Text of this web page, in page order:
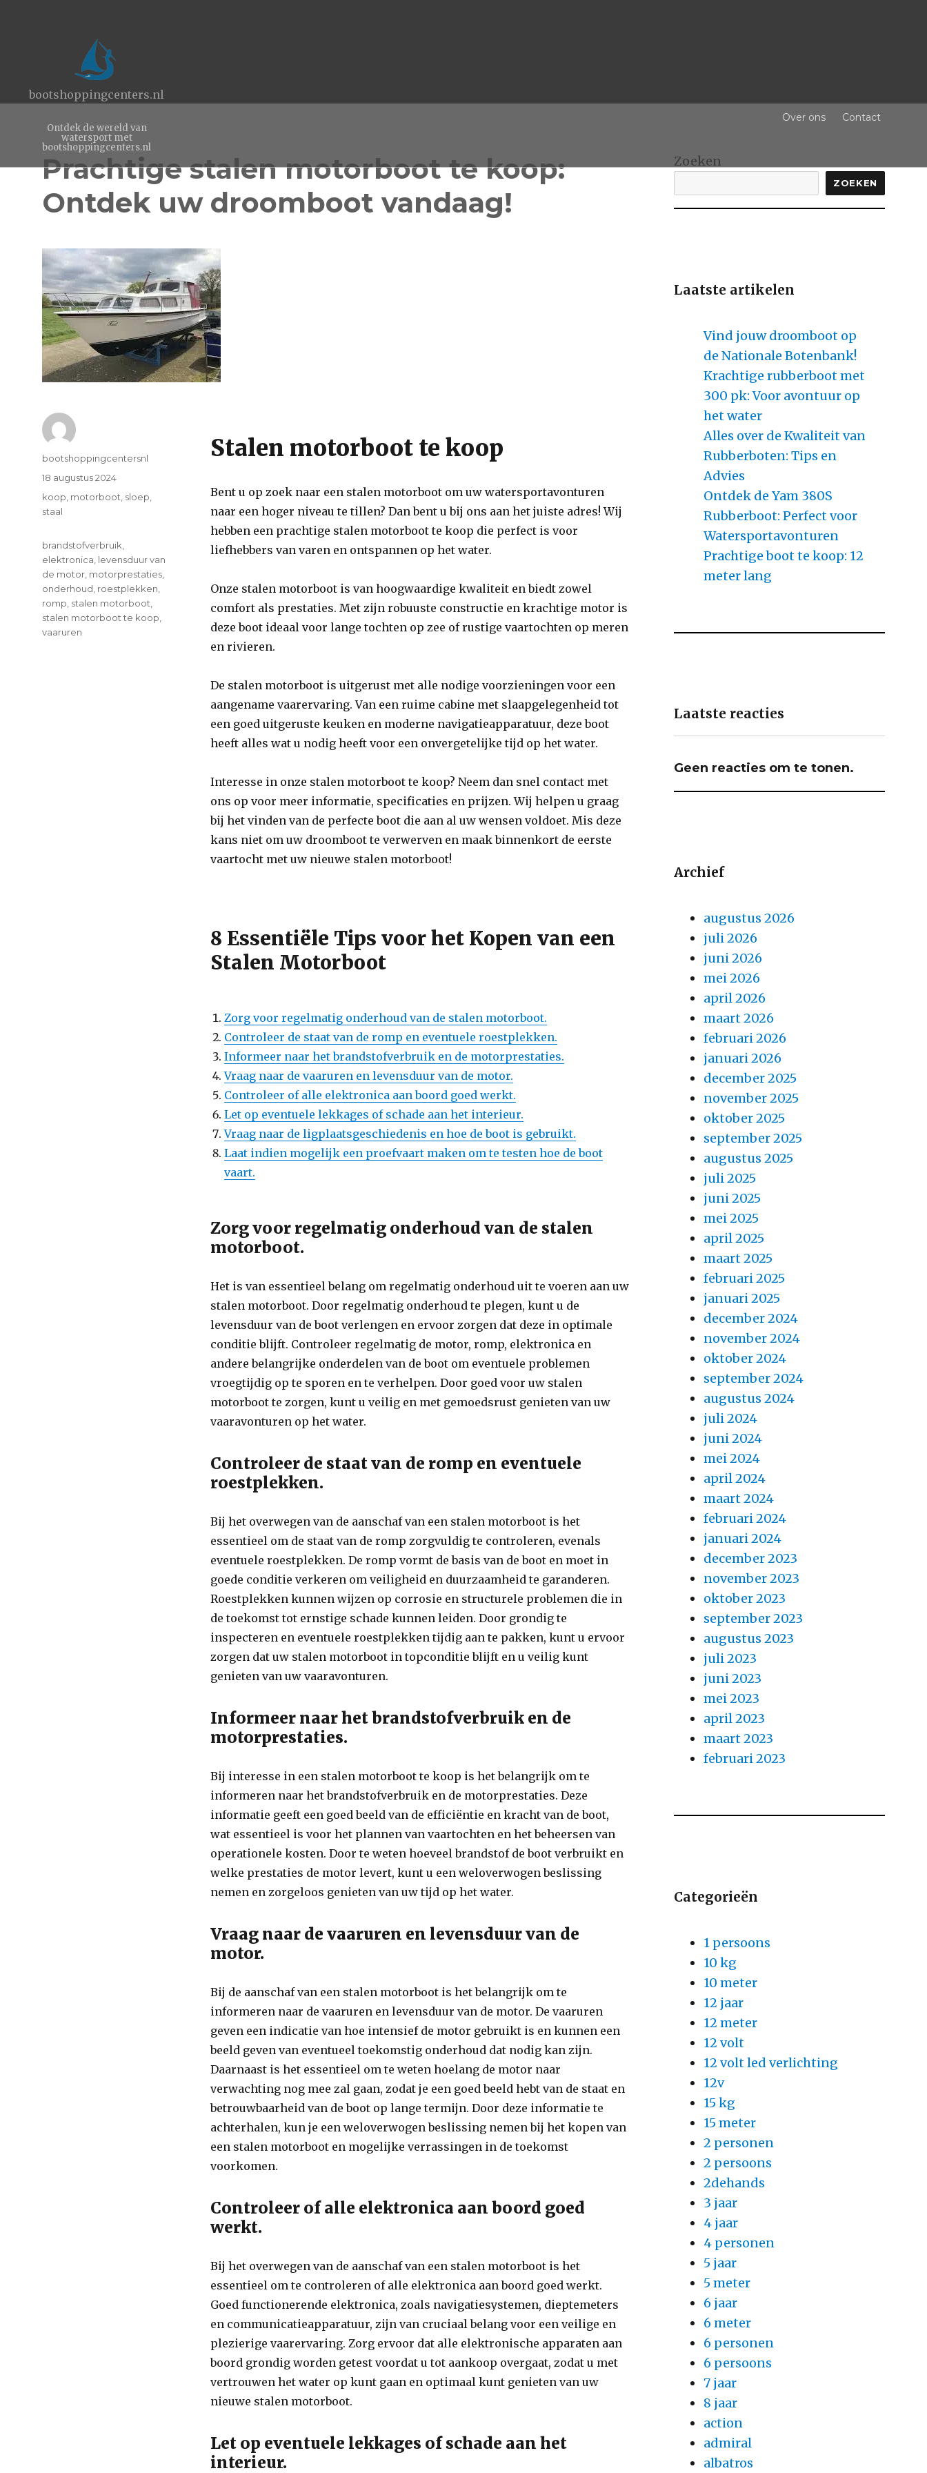
bootshoppingcenters.nl
Ontdek de wereld van
watersport met
bootshoppingcenters.nl
Over ons Contact
Prachtige stalen motorboot te koop:
Ontdek uw droomboot vandaag!
Stalen motorboot te koop
Bent u op zoek naar een stalen motorboot om uw watersportavonturen
naar een hoger niveau te tillen? Dan bent u bij ons aan het juiste adres! Wij
hebben een prachtige stalen motorboot te koop die perfect is voor
liefhebbers van varen en ontspannen op het water.
Onze stalen motorboot is van hoogwaardige kwaliteit en biedt zowel
comfort als prestaties. Met zijn robuuste constructie en krachtige motor is
deze boot ideaal voor lange tochten op zee of rustige vaartochten op meren
en rivieren.
De stalen motorboot is uitgerust met alle nodige voorzieningen voor een
aangename vaarervaring. Van een ruime cabine met slaapgelegenheid tot
een goed uitgeruste keuken en moderne navigatieapparatuur, deze boot
heeft alles wat u nodig heeft voor een onvergetelijke tijd op het water.
Interesse in onze stalen motorboot te koop? Neem dan snel contact met
ons op voor meer informatie, specificaties en prijzen. Wij helpen u graag
bij het vinden van de perfecte boot die aan al uw wensen voldoet. Mis deze
kans niet om uw droomboot te verwerven en maak binnenkort de eerste
vaartocht met uw nieuwe stalen motorboot!
8 Essentiële Tips voor het Kopen van een
Stalen Motorboot
Zorg voor regelmatig onderhoud van de stalen motorboot.
Controleer de staat van de romp en eventuele roestplekken.
Informeer naar het brandstofverbruik en de motorprestaties.
Vraag naar de vaaruren en levensduur van de motor.
Controleer of alle elektronica aan boord goed werkt.
Let op eventuele lekkages of schade aan het interieur.
Vraag naar de ligplaatsgeschiedenis en hoe de boot is gebruikt.
Laat indien mogelijk een proefvaart maken om te testen hoe de boot
vaart.
Zorg voor regelmatig onderhoud van de stalen
motorboot.
Het is van essentieel belang om regelmatig onderhoud uit te voeren aan uw
stalen motorboot. Door regelmatig onderhoud te plegen, kunt u de
levensduur van de boot verlengen en ervoor zorgen dat deze in optimale
conditie blijft. Controleer regelmatig de motor, romp, elektronica en
andere belangrijke onderdelen van de boot om eventuele problemen
vroegtijdig op te sporen en te verhelpen. Door goed voor uw stalen
motorboot te zorgen, kunt u veilig en met gemoedsrust genieten van uw
vaaravonturen op het water.
Controleer de staat van de romp en eventuele
roestplekken.
Bij het overwegen van de aanschaf van een stalen motorboot is het
essentieel om de staat van de romp zorgvuldig te controleren, evenals
eventuele roestplekken. De romp vormt de basis van de boot en moet in
goede conditie verkeren om veiligheid en duurzaamheid te garanderen.
Roestplekken kunnen wijzen op corrosie en structurele problemen die in
de toekomst tot ernstige schade kunnen leiden. Door grondig te
inspecteren en eventuele roestplekken tijdig aan te pakken, kunt u ervoor
zorgen dat uw stalen motorboot in topconditie blijft en u veilig kunt
genieten van uw vaaravonturen.
Informeer naar het brandstofverbruik en de
motorprestaties.
Bij interesse in een stalen motorboot te koop is het belangrijk om te
informeren naar het brandstofverbruik en de motorprestaties. Deze
informatie geeft een goed beeld van de efficiëntie en kracht van de boot,
wat essentieel is voor het plannen van vaartochten en het beheersen van
operationele kosten. Door te weten hoeveel brandstof de boot verbruikt en
welke prestaties de motor levert, kunt u een weloverwogen beslissing
nemen en zorgeloos genieten van uw tijd op het water.
Vraag naar de vaaruren en levensduur van de
motor.
Bij de aanschaf van een stalen motorboot is het belangrijk om te
informeren naar de vaaruren en levensduur van de motor. De vaaruren
geven een indicatie van hoe intensief de motor gebruikt is en kunnen een
beeld geven van eventueel toekomstig onderhoud dat nodig kan zijn.
Daarnaast is het essentieel om te weten hoelang de motor naar
verwachting nog mee zal gaan, zodat je een goed beeld hebt van de staat en
betrouwbaarheid van de boot op lange termijn. Door deze informatie te
achterhalen, kun je een weloverwogen beslissing nemen bij het kopen van
een stalen motorboot en mogelijke verrassingen in de toekomst
voorkomen.
Controleer of alle elektronica aan boord goed
werkt.
Bij het overwegen van de aanschaf van een stalen motorboot is het
essentieel om te controleren of alle elektronica aan boord goed werkt.
Goed functionerende elektronica, zoals navigatiesystemen, dieptemeters
en communicatieapparatuur, zijn van cruciaal belang voor een veilige en
plezierige vaarervaring. Zorg ervoor dat alle elektronische apparaten aan
boord grondig worden getest voordat u tot aankoop overgaat, zodat u met
vertrouwen het water op kunt gaan en optimaal kunt genieten van uw
nieuwe stalen motorboot.
Let op eventuele lekkages of schade aan het
interieur.
Author
bootshoppingcentersnl
Posted
on
18 augustus 2024
Categories
koop motorboot sloep
staal
Tags
brandstofverbruik
elektronica levensduur van
de motor motorprestaties
onderhoud roestplekken
romp stalen motorboot
stalen motorboot te koop
vaaruren
Zoeken
ZOEKEN
Laatste artikelen
Vind jouw droomboot op
de Nationale Botenbank!
Krachtige rubberboot met
300 pk: Voor avontuur op
het water
Alles over de Kwaliteit van
Rubberboten: Tips en
Advies
Ontdek de Yam 380S
Rubberboot: Perfect voor
Watersportavonturen
Prachtige boot te koop: 12
meter lang
Laatste reacties
Geen reacties om te tonen.
Archief
augustus 2026
juli 2026
juni 2026
mei 2026
april 2026
maart 2026
februari 2026
januari 2026
december 2025
november 2025
oktober 2025
september 2025
augustus 2025
juli 2025
juni 2025
mei 2025
april 2025
maart 2025
februari 2025
januari 2025
december 2024
november 2024
oktober 2024
september 2024
augustus 2024
juli 2024
juni 2024
mei 2024
april 2024
maart 2024
februari 2024
januari 2024
december 2023
november 2023
oktober 2023
september 2023
augustus 2023
juli 2023
juni 2023
mei 2023
april 2023
maart 2023
februari 2023
Categorieën
1 persoons
10 kg
10 meter
12 jaar
12 meter
12 volt
12 volt led verlichting
12v
15 kg
15 meter
2 personen
2 persoons
2dehands
3 jaar
4 jaar
4 personen
5 jaar
5 meter
6 jaar
6 meter
6 personen
6 persoons
7 jaar
8 jaar
action
admiral
albatros